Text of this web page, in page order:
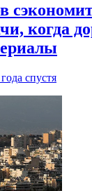
когда
спустя